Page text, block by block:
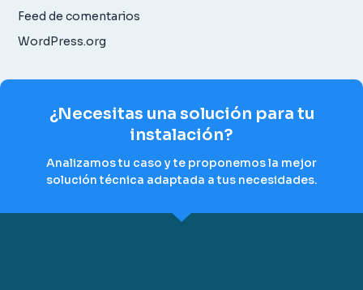
Feed de comentarios
WordPress.org
¿Necesitas una solución para tu
instalación?
Analizamos tu caso y te proponemos la mejor
solución técnica adaptada a tus necesidades.